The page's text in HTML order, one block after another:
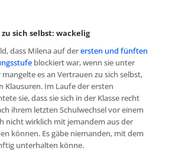
sich selbst: wackelig
dass Milena auf derersten und fünften
blockiert war, wenn sie unter
es an Vertrauen zu sich selbst,
Klausuren. Im Laufe der ersten
sie, dass sie sich in der Klasse recht
ihrem letzten Schulwechsel vor einem
nicht wirklich mit jemandem aus der
können. Es gäbe niemanden, mit dem
unterhalten könne.